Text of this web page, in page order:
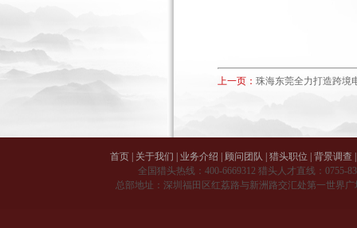
上一页： 珠海东莞全力打造跨境
首页 | 关于我们 | 业务介绍 | 顾问团队 | 猎头职位 | 背景调查 |
全国猎头热线： 400-6669312 猎头人才直线： 0755-
总部地址：深圳福田区红荔路与新洲路交汇处第一世界